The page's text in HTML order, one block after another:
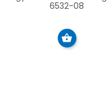
6532-08